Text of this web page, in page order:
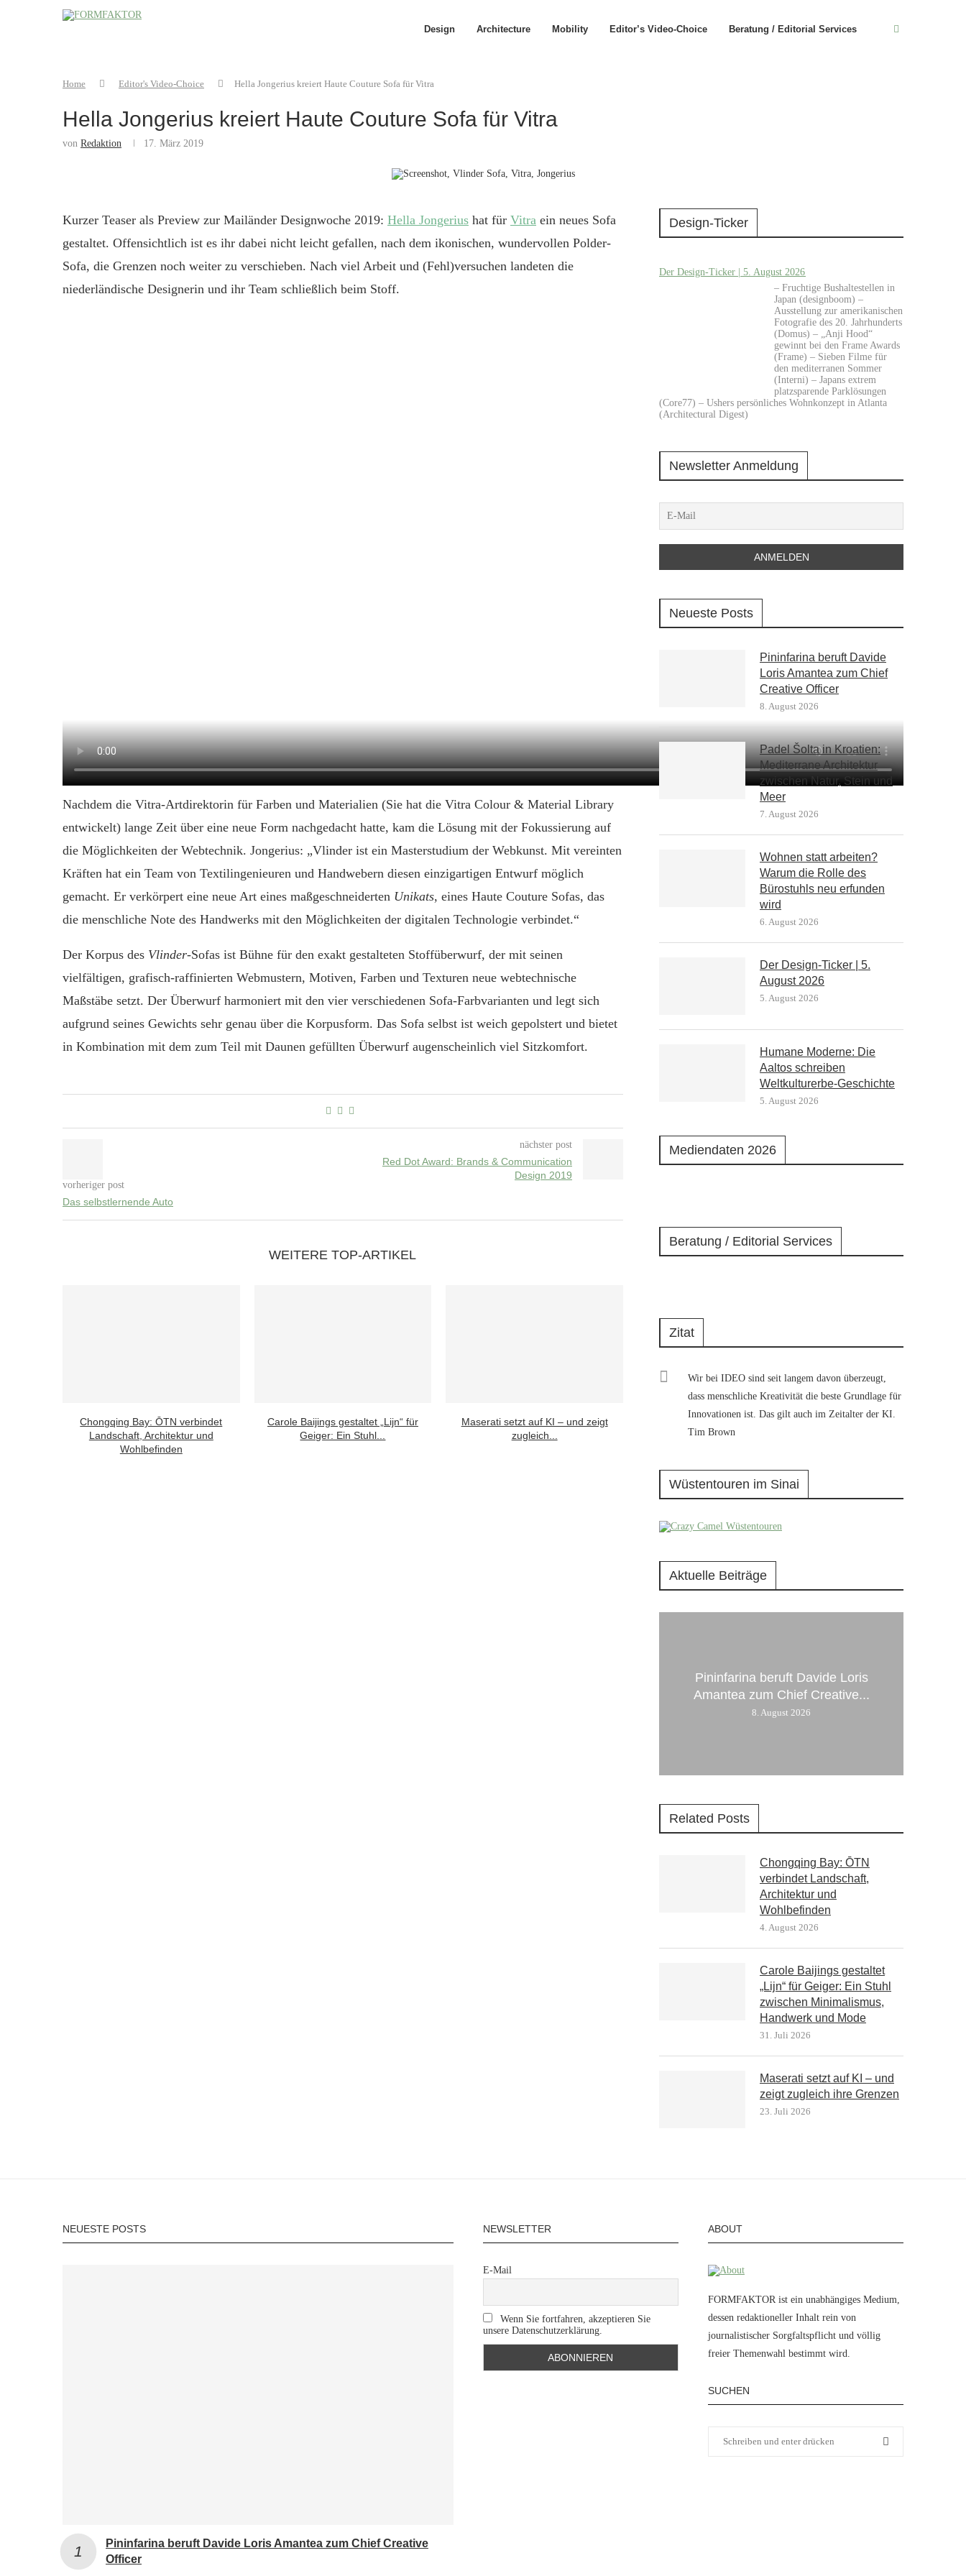
Design Architecture Mobility Editor’s Video-Choice Beratung / Editorial Services
Home Editor's Video-Choice Hella Jongerius kreiert Haute Couture Sofa für Vitra
Hella Jongerius kreiert Haute Couture Sofa für Vitra
von Redaktion 17. März 2019
Kurzer Teaser als Preview zur Mailänder Designwoche 2019: Hella Jongerius hat für Vitra ein neues Sofa
gestaltet. Offensichtlich ist es ihr dabei nicht leicht gefallen, nach dem ikonischen, wundervollen Polder-
Sofa, die Grenzen noch weiter zu verschieben. Nach viel Arbeit und (Fehl)versuchen landeten die
niederländische Designerin und ihr Team schließlich beim Stoff.
Nachdem die Vitra-Artdirektorin für Farben und Materialien (Sie hat die Vitra Colour & Material Library
entwickelt) lange Zeit über eine neue Form nachgedacht hatte, kam die Lösung mit der Fokussierung auf
die Möglichkeiten der Webtechnik. Jongerius: „Vlinder ist ein Masterstudium der Webkunst. Mit vereinten
Kräften hat ein Team von Textilingenieuren und Handwebern diesen einzigartigen Entwurf möglich
gemacht. Er verkörpert eine neue Art eines maßgeschneiderten Unikats, eines Haute Couture Sofas, das
die menschliche Note des Handwerks mit den Möglichkeiten der digitalen Technologie verbindet.“
Der Korpus des Vlinder-Sofas ist Bühne für den exakt gestalteten Stoffüberwurf, der mit seinen
vielfältigen, grafisch-raffinierten Webmustern, Motiven, Farben und Texturen neue webtechnische
Maßstäbe setzt. Der Überwurf harmoniert mit den vier verschiedenen Sofa-Farbvarianten und legt sich
aufgrund seines Gewichts sehr genau über die Korpusform. Das Sofa selbst ist weich gepolstert und bietet
in Kombination mit dem zum Teil mit Daunen gefüllten Überwurf augenscheinlich viel Sitzkomfort.
vorheriger post
Das selbstlernende Auto
nächster post
Red Dot Award: Brands & Communication
Design 2019
WEITERE TOP-ARTIKEL
Chongqing Bay: ŌTN verbindet
Landschaft, Architektur und
Wohlbefinden
Carole Baijings gestaltet „Lijn“ für
Geiger: Ein Stuhl...
Maserati setzt auf KI – und zeigt
zugleich...
Design-Ticker
Der Design-Ticker | 5. August 2026
– Fruchtige Bushaltestellen in
Japan (designboom) –
Ausstellung zur amerikanischen
Fotografie des 20. Jahrhunderts
(Domus) – „Anji Hood“
gewinnt bei den Frame Awards
(Frame) – Sieben Filme für
den mediterranen Sommer
(Interni) – Japans extrem
platzsparende Parklösungen
(Core77) – Ushers persönliches Wohnkonzept in Atlanta
(Architectural Digest)
Newsletter Anmeldung
Neueste Posts
Pininfarina beruft Davide
Loris Amantea zum Chief
Creative Officer
8. August 2026
Padel Šolta in Kroatien:
Mediterrane Architektur
zwischen Natur, Stein und
Meer
7. August 2026
Wohnen statt arbeiten?
Warum die Rolle des
Bürostuhls neu erfunden
wird
6. August 2026
Der Design-Ticker | 5.
August 2026
5. August 2026
Humane Moderne: Die
Aaltos schreiben
Weltkulturerbe-Geschichte
5. August 2026
Mediendaten 2026
Beratung / Editorial Services
Zitat
Wir bei IDEO sind seit langem davon überzeugt,
dass menschliche Kreativität die beste Grundlage für
Innovationen ist. Das gilt auch im Zeitalter der KI.
Tim Brown
Wüstentouren im Sinai
Aktuelle Beiträge
Pininfarina beruft Davide Loris
Amantea zum Chief Creative...
8. August 2026
Related Posts
Chongqing Bay: ŌTN
verbindet Landschaft,
Architektur und
Wohlbefinden
4. August 2026
Carole Baijings gestaltet
„Lijn“ für Geiger: Ein Stuhl
zwischen Minimalismus,
Handwerk und Mode
31. Juli 2026
Maserati setzt auf KI – und
zeigt zugleich ihre Grenzen
23. Juli 2026
NEUESTE POSTS
Pininfarina beruft Davide Loris Amantea zum Chief Creative
Officer
NEWSLETTER
E-Mail
Wenn Sie fortfahren, akzeptieren Sie
unsere Datenschutzerklärung.
ABOUT
FORMFAKTOR ist ein unabhängiges Medium,
dessen redaktioneller Inhalt rein von
journalistischer Sorgfaltspflicht und völlig
freier Themenwahl bestimmt wird.
SUCHEN